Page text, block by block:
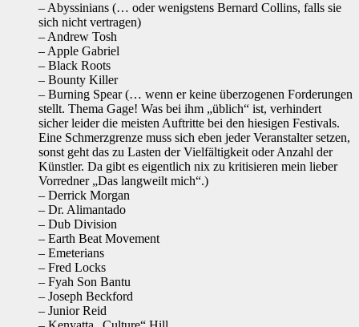
– Abyssinians (… oder wenigstens Bernard Collins, falls sie
sich nicht vertragen)
– Andrew Tosh
– Apple Gabriel
– Black Roots
– Bounty Killer
– Burning Spear (… wenn er keine überzogenen Forderungen
stellt. Thema Gage! Was bei ihm „üblich“ ist, verhindert
sicher leider die meisten Auftritte bei den hiesigen Festivals.
Eine Schmerzgrenze muss sich eben jeder Veranstalter setzen,
sonst geht das zu Lasten der Vielfältigkeit oder Anzahl der
Künstler. Da gibt es eigentlich nix zu kritisieren mein lieber
Vorredner „Das langweilt mich“.)
– Derrick Morgan
– Dr. Alimantado
– Dub Division
– Earth Beat Movement
– Emeterians
– Fred Locks
– Fyah Son Bantu
– Joseph Beckford
– Junior Reid